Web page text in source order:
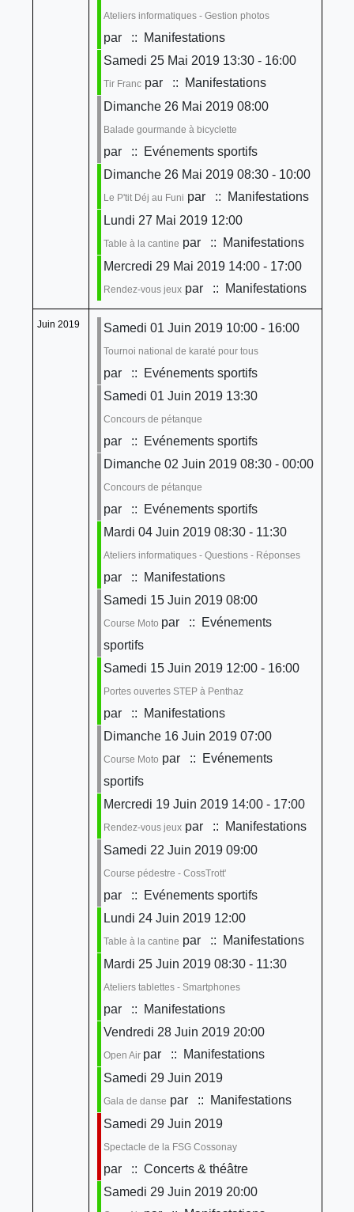
Ateliers informatiques - Gestion photos
par
:: Manifestations
Samedi 25 Mai 2019 13:30 - 16:00
Tir Francpar
:: Manifestations
Dimanche 26 Mai 2019 08:00
Balade gourmande à bicyclette
par
:: Evénements sportifs
Dimanche 26 Mai 2019 08:30 - 10:00
Le P'tit Déj au Funi par
:: Manifestations
Lundi 27 Mai 2019 12:00
Table à la cantine par
:: Manifestations
Mercredi 29 Mai 2019 14:00 - 17:00
Rendez-vous jeuxpar :: Manifestations
Juin 2019 Samedi 01 Juin 2019 10:00 - 16:00
Tournoi national de karaté pour tous
par
:: Evénements sportifs
Samedi 01 Juin 2019 13:30
Concours de pétanque
par
:: Evénements sportifs
Dimanche 02 Juin 2019 08:30 - 00:00
Concours de pétanque
par
:: Evénements sportifs
Mardi 04 Juin 2019 08:30 - 11:30
Ateliers informatiques - Questions - Réponses
par
:: Manifestations
Samedi 15 Juin 2019 08:00
Course Moto par
:: Evénements
sportifs
Samedi 15 Juin 2019 12:00 - 16:00
Portes ouvertes STEP à Penthaz
par
:: Manifestations
Dimanche 16 Juin 2019 07:00
Course Moto par
:: Evénements
sportifs
Mercredi 19 Juin 2019 14:00 - 17:00
Rendez-vous jeuxpar
:: Manifestations
Samedi 22 Juin 2019 09:00
Course pédestre - CossTrott'
par
:: Evénements sportifs
Lundi 24 Juin 2019 12:00
Table à la cantine par
:: Manifestations
Mardi 25 Juin 2019 08:30 - 11:30
Ateliers tablettes - Smartphones
par
:: Manifestations
Vendredi 28 Juin 2019 20:00
Open Air par
:: Manifestations
Samedi 29 Juin 2019
Gala de danse par
:: Manifestations
Samedi 29 Juin 2019
Spectacle de la FSG Cossonay
par
:: Concerts & théâtre
Samedi 29 Juin 2019 20:00